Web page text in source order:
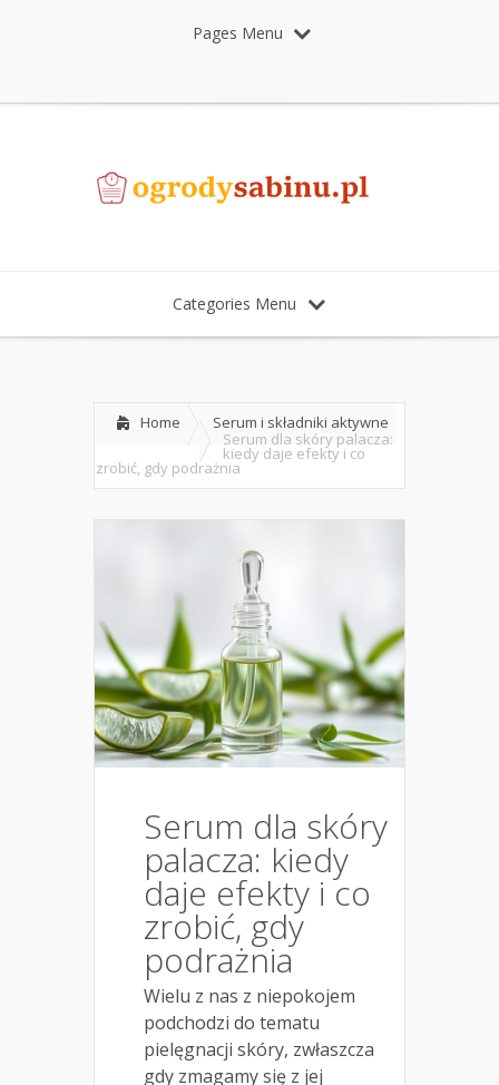
Pages Menu
Categories Menu
Home
Serum i składniki aktywne
Serum dla skóry palacza:
kiedy daje efekty i co
zrobić, gdy podrażnia
Serum dla skóry
palacza: kiedy
daje efekty i co
zrobić, gdy
podrażnia
Wielu z nas z niepokojem
podchodzi do tematu
pielęgnacji skóry, zwłaszcza
gdy zmagamy się z jej